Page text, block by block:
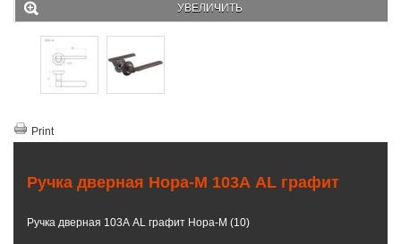
УВЕЛИЧИТЬ
Print
Ручка дверная Нора-М 103А AL графит
Ручка дверная 103А AL графит Нора-М (10)